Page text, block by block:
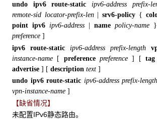
undo ipv6 route-static
ipv6-address prefix-
remote-sid locator-prefix-len
|srv6-policy {
point ipv6 ipv6-address name policy-name
preference ]
ipv6 route-static
ipv6-address prefix-length
instance-name [ preference preference] [ tag
advertise ] [ description text ]
undo ipv6 route-static ipv6-address prefix-length
vpn-instance-name ]
【缺省情况】
未配置IPv6静态路由。